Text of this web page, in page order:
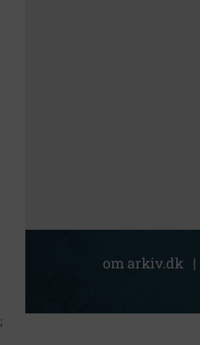
om arkiv.dk |
;